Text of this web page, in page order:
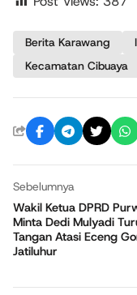
Berita Karawang
Kecamatan Cibuaya
Sebelumnya
Wakil Ketua DPRD
Minta Dedi Mulyadi
Tangan Atasi Eceng
Jatiluhur